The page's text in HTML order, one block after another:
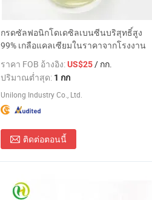
กรดซัลฟอนิกโดเดซิลเบนซีนบริสุทธิ์สูง
99% เกลือแคลเซียมในราคาจากโรงงาน
ราคา FOB อ้างอิง:US$25/ กก.
ปริมาณต่ำสุด: 1 กก
Unilong Industry Co., Ltd.
ติดต่อตอนนี้